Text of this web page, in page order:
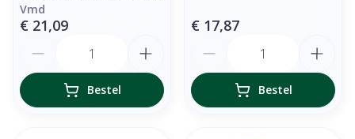
Vmd
€ 21,09
Bestel
€ 17,87
Bestel